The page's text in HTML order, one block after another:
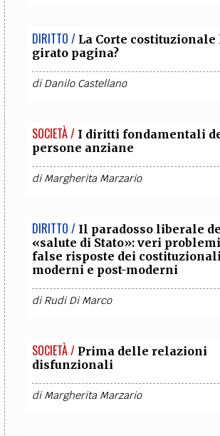
DIRITTO / La Corte costituzionale
girato pagina?
diDanilo Castellano
SOCIETÀ / I diritti fondamentali
persone anziane
diMargherita Marzario
DIRITTO / Il paradosso liberale
«salute di Stato»: veri
false risposte dei
moderni e post-moderni
diRudi Di Marco
SOCIETÀ / Prima delle relazioni
disfunzionali
diMargherita Marzario